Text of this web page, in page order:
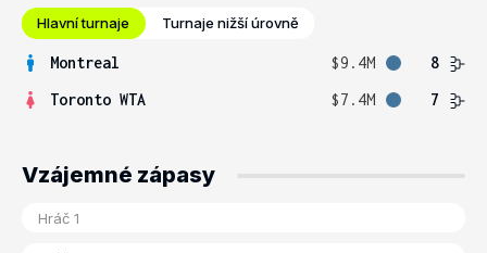
Hlavní turnaje Turnaje nižší úrovně
Montreal $9.4M
8
Toronto WTA
$7.4M 7
Vzájemné zápasy